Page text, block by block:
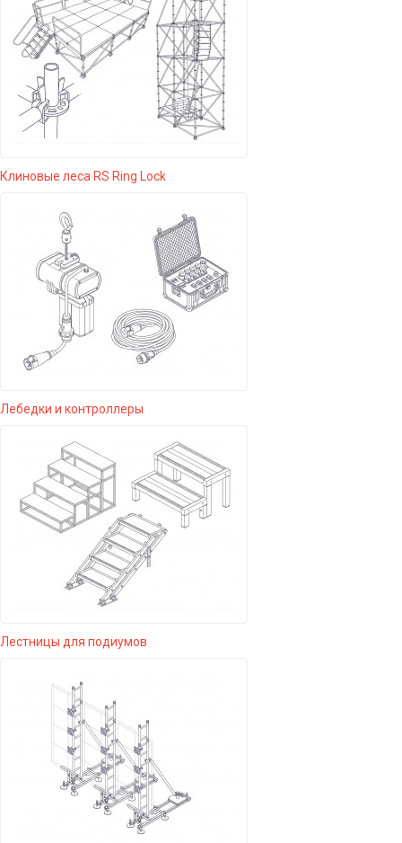
Клиновые леса RS Ring Lock
Лебедки и контроллеры
Лестницы для подиумов